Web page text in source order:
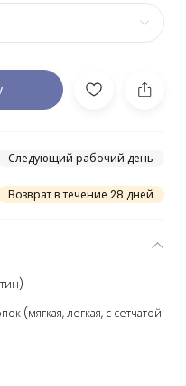
Следующий рабочий день
Возврат в течение 28 дней
(мягкая, легкая, с сетчатой